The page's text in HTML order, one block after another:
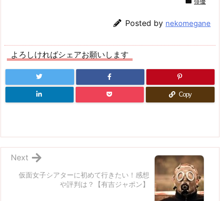
Posted by nekomegane
よろしければシェアお願いします
Copy
仮面女子シアターに初めて行きたい！感想
や評判は？【有吉ジャポン】
Next